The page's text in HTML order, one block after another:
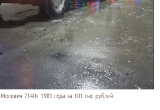
2140» 1981 года за 101 тыс. рублей.